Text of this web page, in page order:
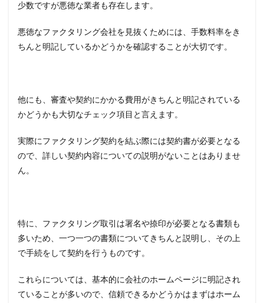
少数ですが悪徳な業者も存在します。
悪徳なファクタリング会社を見抜くためには、手数料率をき
ちんと明記しているかどうかを確認することが大切です。
他にも、審査や契約にかかる費用がきちんと明記されている
かどうかも大切なチェック項目と言えます。
実際にファクタリング契約を結ぶ際には契約書が必要となる
ので、詳しい契約内容についての説明がないことはありませ
ん。
特に、ファクタリング取引は署名や捺印が必要となる書類も
多いため、一つ一つの書類についてきちんと説明し、その上
で手続をして契約を行うものです。
これらについては、基本的に会社のホームページに明記され
ていることが多いので、信頼できるかどうかはまずはホーム